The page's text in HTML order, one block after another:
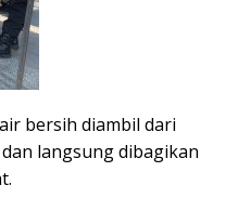
bersih diambil dari
langsung dibagikan